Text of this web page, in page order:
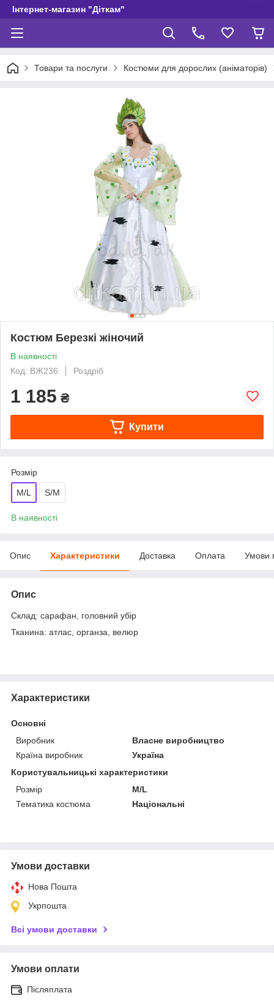
Інтернет-магазин "Діткам"
Товари та послуги Костюми для дорослих (аніматорів)
Костюм Березкі жіночий
В наявності
Код: ВЖ236
Роздріб
1 185 ₴
Купити
Розмір
M/L S/M
В наявності
Опис Характеристики Доставка Оплата Умови
Опис
Склад: сарафан, головний убір
Тканина: атлас, органза, велюр
Характеристики
Основні
Виробник
Власне виробництво
Країна виробник
Україна
Користувальницькі характеристики
Розмір
M/L
Тематика костюма
Національні
Умови доставки
Нова Пошта
Укрпошта
Всі умови доставки
Умови оплати
Післяплата